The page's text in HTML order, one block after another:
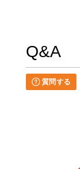
Q&A
質問する